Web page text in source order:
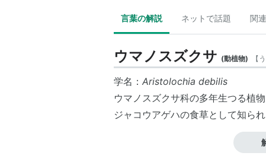
言葉の解説 ネットで話題 関
ウマノスズクサ (動植物) 【
学名： Aristolochia debilis
ウマノスズクサ科の多年生つる植
ジャコウアゲハの食草として知られ